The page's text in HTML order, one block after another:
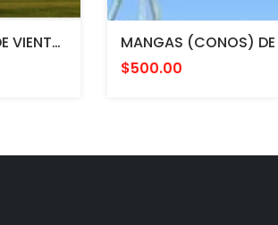
MANGAS (CONOS) DE VIENTO MULTICOLOR PARA AVIACION CON HERRAJE DE MONTAJE A POSTE FAA L807. MADE IN USA. 24" DIAMETRO
$500.00